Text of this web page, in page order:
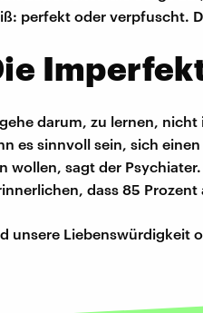
perfekt oder verpfuscht.
gehe darum, zu lernen,
es sinnvoll sein, sich
wollen, sagt der
dass 85
unsere Liebenswürdigkeit